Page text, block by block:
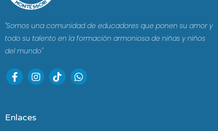
"Somos una comunidad de educadores que ponen su amor y
todo su talento en la formación armoniosa de niñas y niños
del mundo"
Enlaces